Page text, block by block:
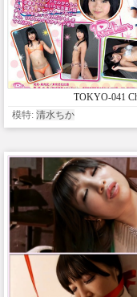
TOKYO-041
模特: 清水ちか